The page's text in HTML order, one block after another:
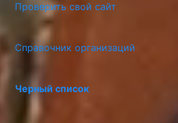
Проверить свой сайт
Справочник организаций
Черный список